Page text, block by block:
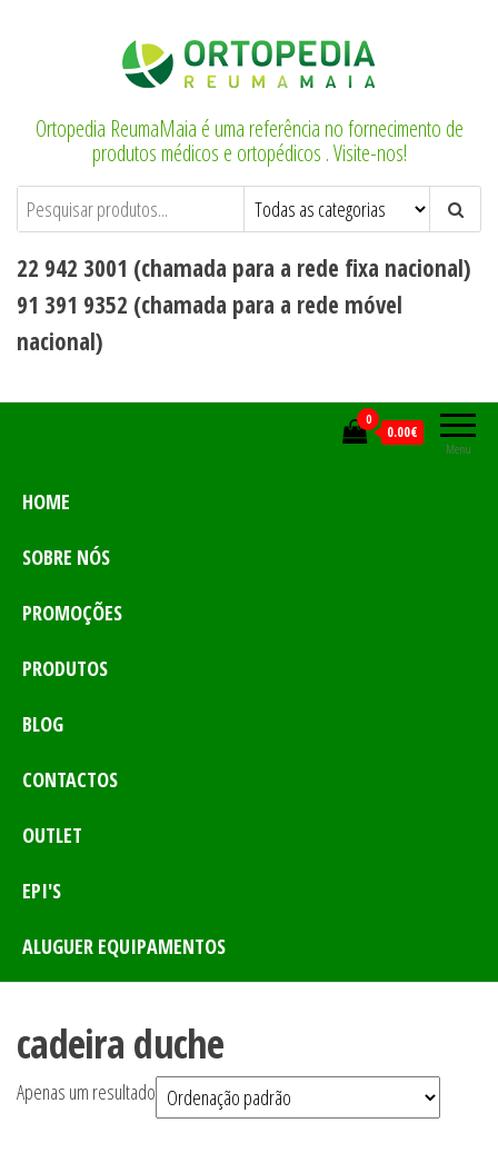
Ortopedia ReumaMaia é uma referência no fornecimento de
produtos médicos e ortopédicos . Visite-nos!
22 942 3001 (chamada para a rede fixa nacional)
91 391 9352 (chamada para a rede móvel
nacional)
Menu
0
0.00€
HOME
SOBRE NÓS
PROMOÇÕES
PRODUTOS
BLOG
CONTACTOS
OUTLET
EPI'S
ALUGUER EQUIPAMENTOS
cadeira duche
Apenas um resultado